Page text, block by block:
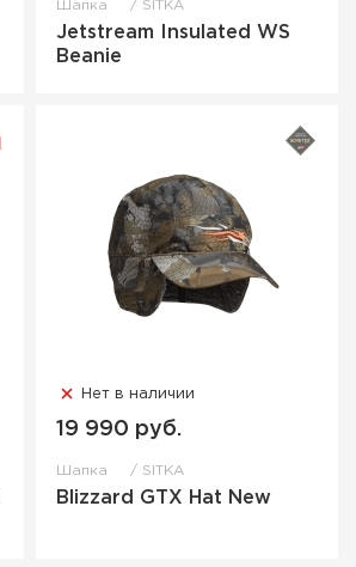
Шапка SITKA
Jetstream Insulated WS
Beanie
Нет в наличии
19 990 руб.
Шапка SITKA
Blizzard GTX Hat New